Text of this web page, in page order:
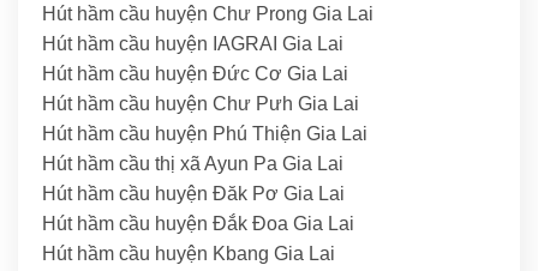
Hút hầm cầu huyện Chư Prong Gia Lai
Hút hầm cầu huyện IAGRAI Gia Lai
Hút hầm cầu huyện Đức Cơ Gia Lai
Hút hầm cầu huyện Chư Pưh Gia Lai
Hút hầm cầu huyện Phú Thiện Gia Lai
Hút hầm cầu thị xã Ayun Pa Gia Lai
Hút hầm cầu huyện Đăk Pơ Gia Lai
Hút hầm cầu huyện Đắk Đoa Gia Lai
Hút hầm cầu huyện Kbang Gia Lai